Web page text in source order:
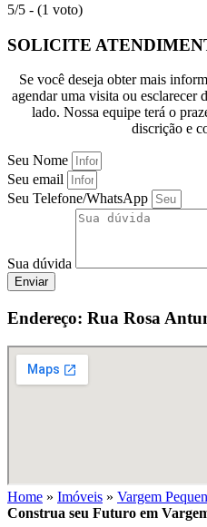
5/5 - (1 voto)
SOLICITE
Se você deseja obter mais
agendar uma visita ou esclarecer
lado. Nossa equipe terá o
discrição e
Seu Nome
Seu email
Seu Telefone/WhatsApp
Sua dúvida
Enviar
Endereço: Rua Rosa
Home » Imóveis » Vargem
Construa seu Futuro em